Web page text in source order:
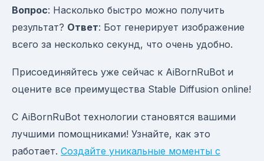
Вопрос: Насколько быстро можно получить
результат? Ответ: Бот генерирует изображение
всего за несколько секунд, что очень удобно.
Присоединяйтесь уже сейчас к AiBornRuBot и
оцените все преимущества Stable Diffusion online!
С AiBornRuBot технологии становятся вашими
лучшими помощниками! Узнайте, как это
работает. Создайте уникальные моменты с